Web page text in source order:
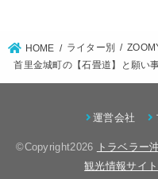
HOME ライター別
首里金城町の【石畳道】と願い
運営会社
©Copyright2026 トラベラー
観光情報サイト